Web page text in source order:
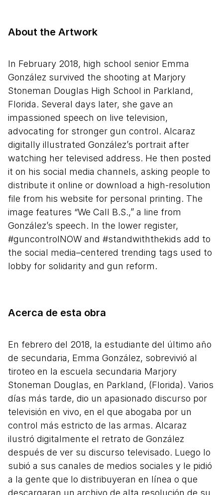
About the Artwork
In February 2018, high school senior Emma
González survived the shooting at Marjory
Stoneman Douglas High School in Parkland,
Florida. Several days later, she gave an
impassioned speech on live television,
advocating for stronger gun control. Alcaraz
digitally illustrated González’s portrait after
watching her televised address. He then posted
it on his social media channels, asking people to
distribute it online or download a high-resolution
file from his website for personal printing. The
image features “We Call B.S.,” a line from
González’s speech. In the lower register,
#guncontrolNOW and #standwiththekids add to
the social media–centered trending tags used to
lobby for solidarity and gun reform.
Acerca de esta obra
En febrero del 2018, la estudiante del último año
de secundaria, Emma González, sobrevivió al
tiroteo en la escuela secundaria Marjory
Stoneman Douglas, en Parkland, (Florida). Varios
días más tarde, dio un apasionado discurso por
televisión en vivo, en el que abogaba por un
control más estricto de las armas. Alcaraz
ilustró digitalmente el retrato de González
después de ver su discurso televisado. Luego lo
subió a sus canales de medios sociales y le pidió
a la gente que lo distribuyeran en línea o que
descargaran un archivo de alta resolución de su